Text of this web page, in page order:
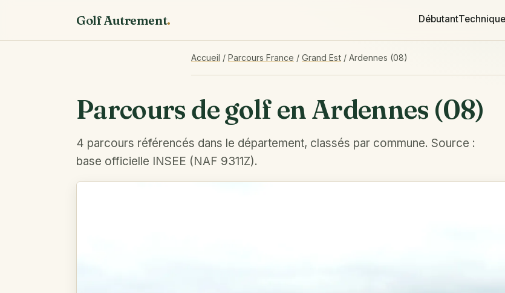
Golf Autrement. DébutantTechnique
Accueil / Parcours France / Grand Est / Ardennes (08)
Parcours de golf en Ardennes (08)
4 parcours référencés dans le département, classés par commune. Source :
base officielle INSEE (NAF 9311Z).